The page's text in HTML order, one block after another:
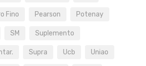
Fino Pearson Potenay
SM Suplemento
Supra Ucb Uniao